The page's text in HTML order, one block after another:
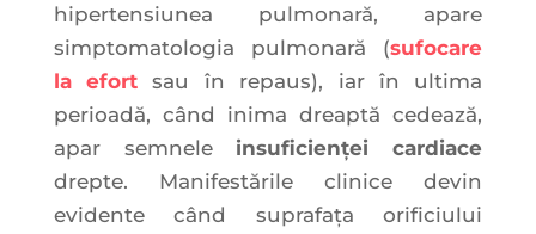
hipertensiunea pulmonară, apare
simptomatologia pulmonară (sufocare
la efort sau în repaus), iar în ultima
perioadă, când inima dreaptă cedează,
apar semnele insuficienței cardiace
drepte. Manifestările clinice devin
evidente când suprafața orificiului